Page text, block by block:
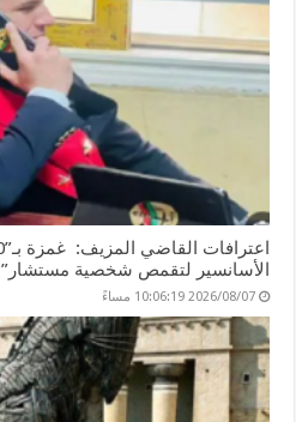
الأسانسير لتقمص شخصية مستشار”
2026/08/07 10:06:19 مساءً